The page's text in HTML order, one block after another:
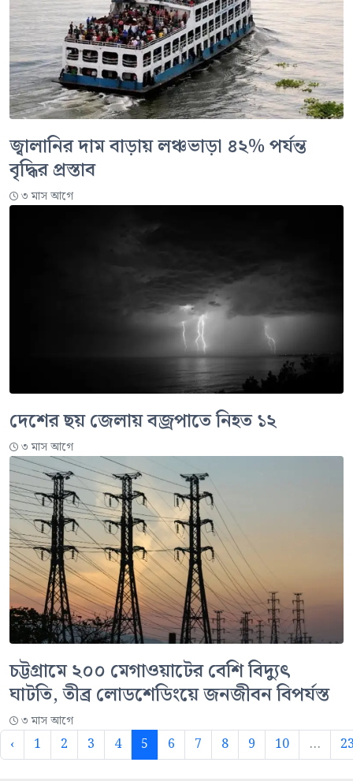
জ্বালানির দাম বাড়ায় লঞ্চভাড়া ৪২% পর্যন্ত
বৃদ্ধির প্রস্তাব
৩ মাস আগে
দেশের ছয় জেলায় বজ্রপাতে নিহত ১২
৩ মাস আগে
চট্টগ্রামে ২০০ মেগাওয়াটের বেশি বিদ্যুৎ
ঘাটতি, তীব্র লোডশেডিংয়ে জনজীবন বিপর্যস্ত
৩ মাস আগে
‹ 1 2 3 4 5 6 7 8 9 10 ...